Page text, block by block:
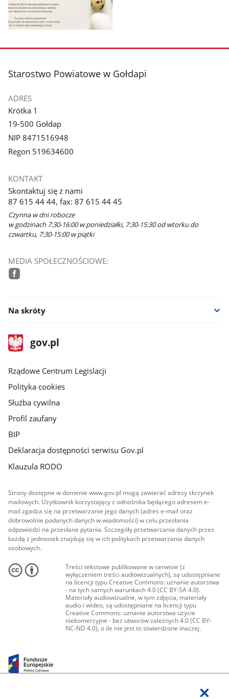
galerii.
stopka
Starostwo Powiatowe w Gołdapi
ADRES
Krótka 1
19-500 Gołdap
NIP 8471516948
Regon 519634600
KONTAKT
Skontaktuj się z nami
87 615 44 44, fax: 87 615 44 45
Czynna w dni robocze
w godzinach 7:30-16:00 w poniedziałki, 7:30-15:30 od wtorku do
czwartku, 7:30-15:00 w piątki
MEDIA SPOŁECZNOŚCIOWE:
Na skróty
stopka
gov.plStrona
gov.pl
Rządowe Centrum Legislacji
Polityka cookies
Służba cywilna
Profil zaufany
BIP
Deklaracja dostępności serwisu Gov.pl
Klauzula RODO
Strony dostępne w domenie www.gov.pl mogą zawierać adresy skrzynek
mailowych. Użytkownik korzystający z odnośnika będącego adresem e-
mail zgadza się na przetwarzanie jego danych (adres e-mail oraz
dobrowolnie podanych danych w wiadomości) w celu przesłania
odpowiedzi na przesłane pytania. Szczegóły przetwarzania danych przez
każdą z jednostek znajdują się w ich politykach przetwarzania danych
osobowych.
Treści tekstowe publikowane w serwisie (z
wyłączeniem treści audiowizualnych), są udostępniane
na licencji typu Creative Commons: uznanie autorstwa
- na tych samych warunkach 4.0 (CC BY-SA 4.0).
Materiały audiowizualne, w tym zdjęcia, materiały
audio i wideo, są udostępniane na licencji typu
Creative Commons: uznanie autorstwa użycie
niekomercyjne - bez utworów zależnych 4.0 (CC BY-
NC-ND 4.0), o ile nie jest to stwierdzone inaczej.